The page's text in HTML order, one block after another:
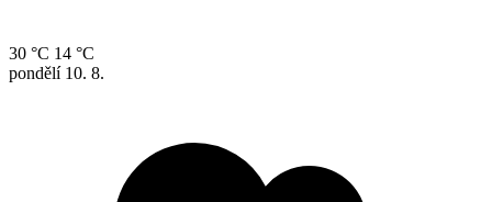
30 °C 14 °C
pondělí 10. 8.